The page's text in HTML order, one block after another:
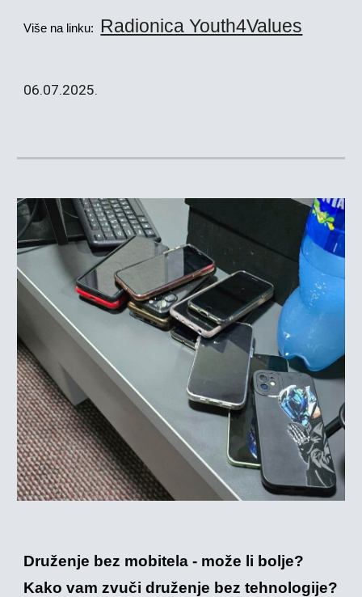
Više na linku: Radionica Youth4Values
06.07.2025.
Druženje bez mobitela - može li bolje?
Kako vam zvuči druženje bez tehnologije?